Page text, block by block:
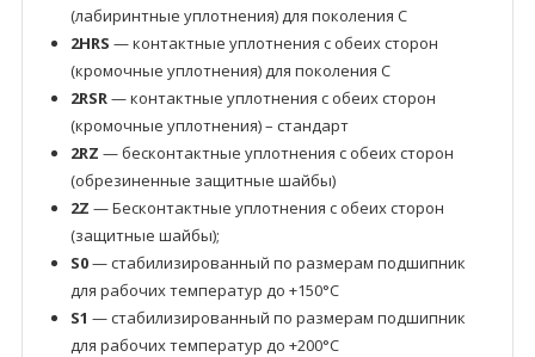
(лабиринтные уплотнения) для поколения C
2HRS — контактные уплотнения с обеих сторон
(кромочные уплотнения) для поколения C
2RSR— контактные уплотнения с обеих сторон
(кромочные уплотнения) – стандарт
2RZ — бесконтактные уплотнения с обеих сторон
(обрезиненные защитные шайбы)
2Z — Бесконтактные уплотнения с обеих сторон
(защитные шайбы);
S0— стабилизированный по размерам подшипник
для рабочих температур до +150°C
S1 — стабилизированный по размерам подшипник
для рабочих температур до +200°C